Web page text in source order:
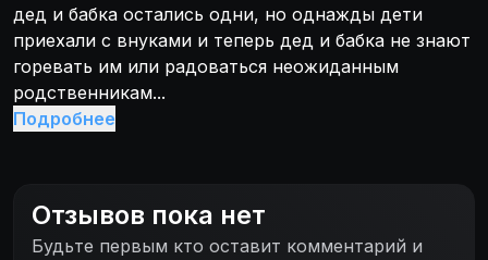
дед и бабка остались одни, но однажды дети
приехали с внуками и теперь дед и бабка не знают
горевать им или радоваться неожиданным
родственникам...
Подробнее
Отзывов пока нет
Будьте первым кто оставит комментарий и